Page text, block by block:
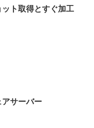
ト取得とすぐ加工
サーバー